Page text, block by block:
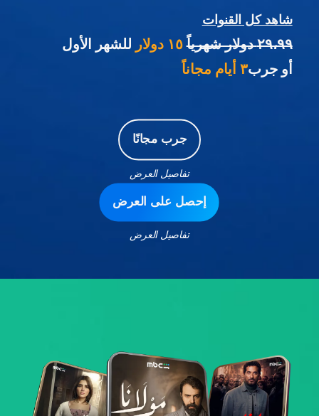
شاهد كل القنوات
٢٩،٩٩ دولار شهرياً ١٥ دولار
للشهر الأول
أو جرب٣ أيام مجاناً
جرب مجانًا
تفاصيل العرض
إحصل على العرض
تفاصيل العرض